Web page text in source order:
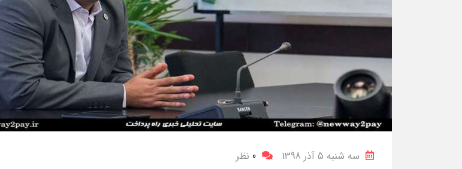
سه شنبه 5 آذر 1398 0 نظر